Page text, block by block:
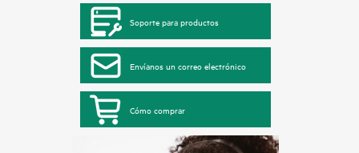
Soporte para productos
Envíanos un correo electrónico
Cómo comprar